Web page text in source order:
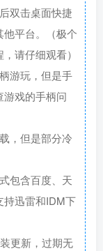
双击桌面快捷
平台。（极个
请仔细观看）
游玩，但是手
戏的手柄问
，但是部分冷
包含百度、天
持迅雷和IDM下
更新，过期无